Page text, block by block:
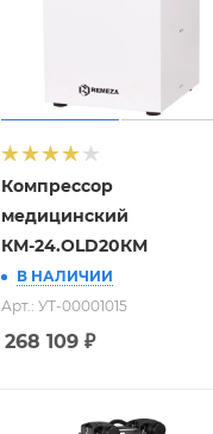
Компрессор
медицинский
КМ-24.OLD20КМ
В НАЛИЧИИ
Арт.: УТ-00001015
268 109 ₽